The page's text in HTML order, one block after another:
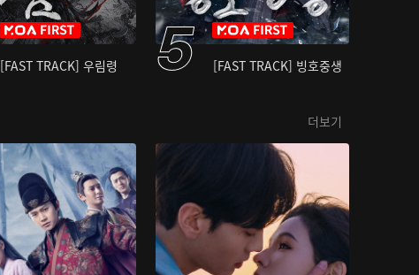
[FAST TRACK] 우림령 [FAST TRACK] 빙호중생
더보기